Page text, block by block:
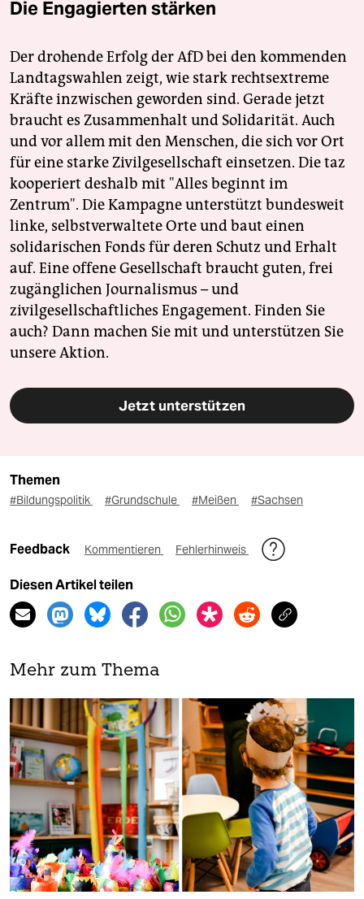
Die Engagierten stärken
Der drohende Erfolg der AfD bei den kommenden
Landtagswahlen zeigt, wie stark rechtsextreme
Kräfte inzwischen geworden sind. Gerade jetzt
braucht es Zusammenhalt und Solidarität. Auch
und vor allem mit den Menschen, die sich vor Ort
für eine starke Zivilgesellschaft einsetzen. Die taz
kooperiert deshalb mit "Alles beginnt im
Zentrum". Die Kampagne unterstützt bundesweit
linke, selbstverwaltete Orte und baut einen
solidarischen Fonds für deren Schutz und Erhalt
auf. Eine offene Gesellschaft braucht guten, frei
zugänglichen Journalismus – und
zivilgesellschaftliches Engagement. Finden Sie
auch? Dann machen Sie mit und unterstützen Sie
unsere Aktion.
Jetzt unterstützen
Themen
#Bildungspolitik #Grundschule #Meißen #Sachsen
Feedback Kommentieren Fehlerhinweis
Diesen Artikel teilen
Mehr zum Thema